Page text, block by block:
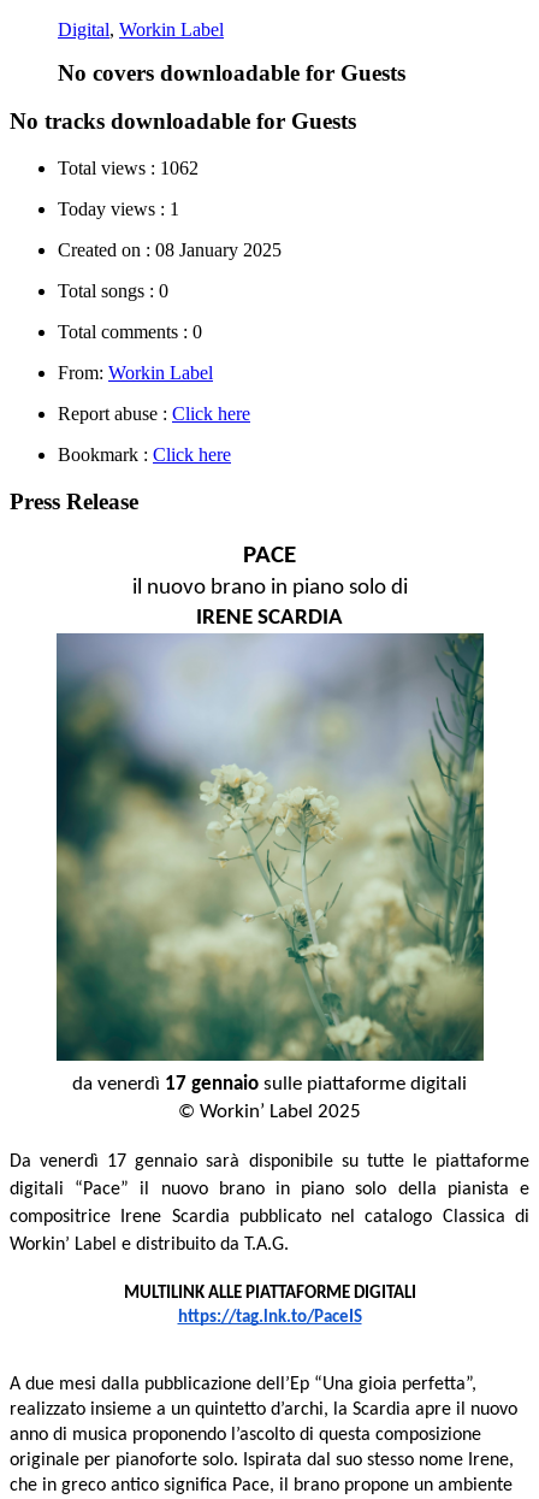
Digital, Workin Label
No covers downloadable for Guests
No tracks downloadable for Guests
Total views : 1062
Today views : 1
Created on : 08 January 2025
Total songs : 0
Total comments : 0
From: Workin Label
Report abuse : Click here
Bookmark : Click here
Press Release
PACE
il nuovo brano in piano solo di
IRENE SCARDIA
da venerdì 17 gennaio sulle piattaforme digitali
© Workin’ Label 2025
Da venerdì 17 gennaio sarà disponibile su tutte le piattaforme
digitali “Pace” il nuovo brano in piano solo della pianista e
compositrice Irene Scardia pubblicato nel catalogo Classica di
Workin’ Label e distribuito da T.A.G.
MULTILINK ALLE PIATTAFORME DIGITALI
https://tag.lnk.to/PaceIS
A due mesi dalla pubblicazione dell’Ep “Una gioia perfetta”,
realizzato insieme a un quintetto d’archi, la Scardia apre il nuovo
anno di musica proponendo l’ascolto di questa composizione
originale per pianoforte solo. Ispirata dal suo stesso nome Irene,
che in greco antico significa Pace, il brano propone un ambiente